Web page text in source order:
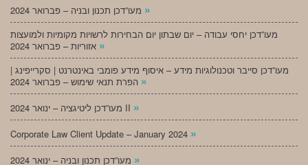
»
מעו”דכן יחסי עבודה – יום שבתון יום הבחירות לרשויות מקומיות ולמועצות
»
מעו”דכן סייבר וטכנולוגיות מידע – איסוף מידע פומבי באינטרנט | סקרייפינג |
»
מעו”דכן ליטיגציה – ינואר 2024 II »
Corporate Law Client Update – January 2024 »
»